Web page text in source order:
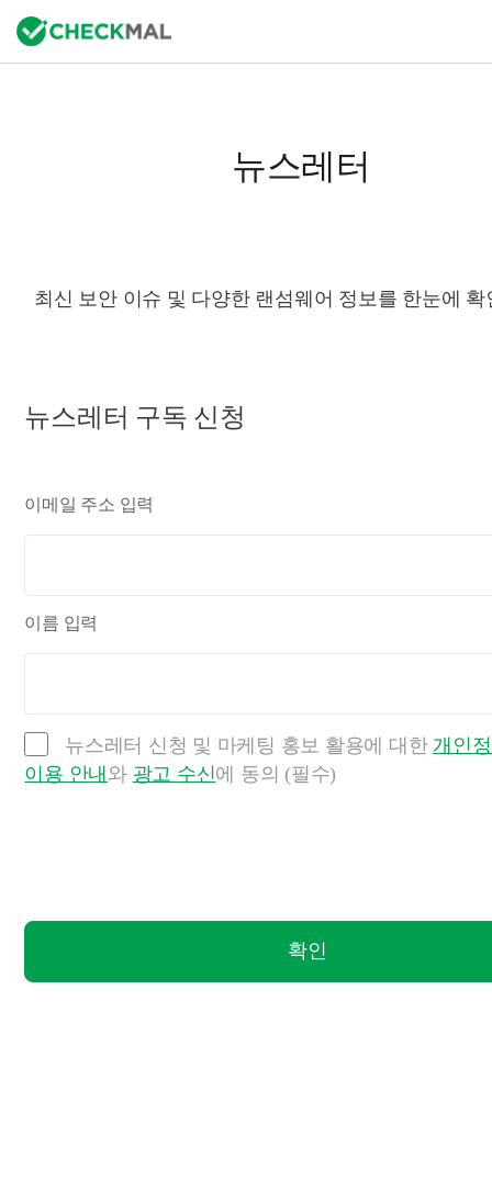
뉴스레터
최신 보안 이슈 및 다양한 랜섬웨어 정보를 한눈에 확
뉴스레터 구독 신청
이메일 주소 입력
이름 입력
뉴스레터 신청 및 마케팅 홍보 활용에 대한개인
이용 안내 와 광고 수신에 동의 (필수)
확인